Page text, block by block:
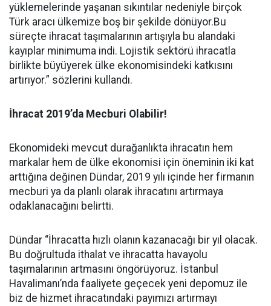
yüklemelerinde yaşanan sıkıntılar nedeniyle birçok
Türk aracı ülkemize boş bir şekilde dönüyor.Bu
süreçte ihracat taşımalarının artışıyla bu alandaki
kayıplar minimuma indi. Lojistik sektörü ihracatla
birlikte büyüyerek ülke ekonomisindeki katkısını
artırıyor.” sözlerini kullandı.
İhracat 2019’da Mecburi Olabilir!
Ekonomideki mevcut durağanlıkta ihracatın hem
markalar hem de ülke ekonomisi için öneminin iki kat
arttığına değinen Dündar, 2019 yılı içinde her firmanın
mecburi ya da planlı olarak ihracatını artırmaya
odaklanacağını belirtti.
Dündar “İhracatta hızlı olanın kazanacağı bir yıl olacak.
Bu doğrultuda ithalat ve ihracatta havayolu
taşımalarının artmasını öngörüyoruz. İstanbul
Havalimanı’nda faaliyete geçecek yeni depomuz ile
biz de hizmet ihracatındaki payımızı artırmayı